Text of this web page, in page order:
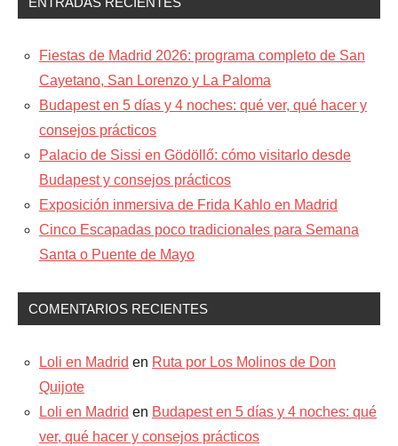
Fiestas de Madrid 2026: programa completo de San
Cayetano, San Lorenzo y La Paloma
Budapest en 5 días y 4 noches: qué ver, qué hacer y
consejos prácticos
Palacio de Sissi en Gödöllő: cómo visitarlo desde
Budapest y consejos prácticos
Exposición inmersiva de Frida Kahlo en Madrid
Cinco Escapadas poco tradicionales para Semana
Santa o Puente de Mayo
COMENTARIOS RECIENTES
Loli en Madrid en Ruta por Los Molinos de Don
Quijote
Loli en Madrid en Budapest en 5 días y 4 noches: qué
ver, qué hacer y consejos prácticos